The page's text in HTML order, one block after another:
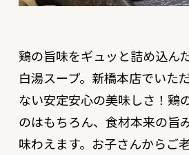
鶏の旨味をギュッと詰め込ん
白湯スープ。新橋本店でいた
ない安定安心の美味しさ！鶏
のはもちろん、食材本来の旨
味わえます。お子さんからご